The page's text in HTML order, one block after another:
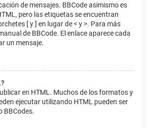
de mensajes. BBCode asimismo es
pero las etiquetas se encuentran
[ y ] en lugar de < y >. Para más
de BBCode. El enlace aparece cada
un mensaje.
en HTML. Muchos de los formatos y
ejecutar utilizando HTML pueden ser
BBCodes.